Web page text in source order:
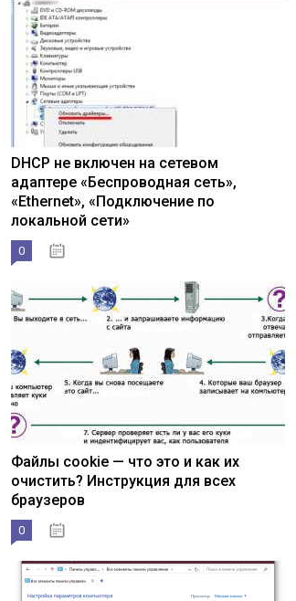
DHCP не включен на сетевом
адаптере «Беспроводная сеть»,
«Ethernet», «Подключение по
локальной сети»
0
Файлы cookie — что это и как их
очистить? Инструкция для всех
браузеров
0